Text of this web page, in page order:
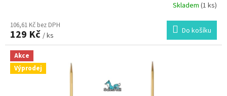
Skladem (1 ks)
106,61 Kč bez DPH
129 Kč / ks Do košíku
Akce
Výprodej